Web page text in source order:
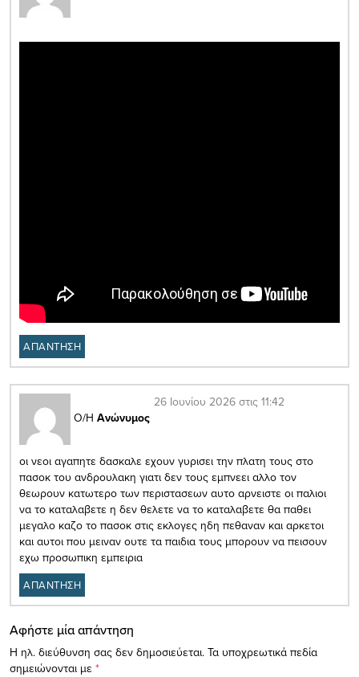
ΑΠΑΝΤΗΣΗ
Ο/Η Ανώνυμος
26 Ιουνίου 2026 στις 11:42
οι νεοι αγαπητε δασκαλε εχουν γυρισει την πλατη τους στο
πασοκ του ανδρουλακη γιατι δεν τους εμπνεει αλλο τον
θεωρουν κατωτερο των περιστασεων αυτο αρνειστε οι παλιοι
να το καταλαβετε η δεν θελετε να το καταλαβετε θα παθει
μεγαλο καζο το πασοκ στις εκλογες ηδη πεθαναν και αρκετοι
και αυτοι που μειναν ουτε τα παιδια τους μπορουν να πεισουν
εχω προσωπικη εμπειρια
ΑΠΑΝΤΗΣΗ
Αφήστε μία απάντηση
Η ηλ. διεύθυνση σας δεν δημοσιεύεται. Τα υποχρεωτικά πεδία
σημειώνονται με *